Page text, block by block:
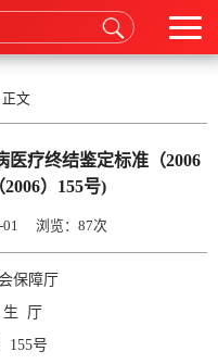
文
医疗终结鉴定标准（2006
）155号)
浏览： 87次
保障厅
厅
155号